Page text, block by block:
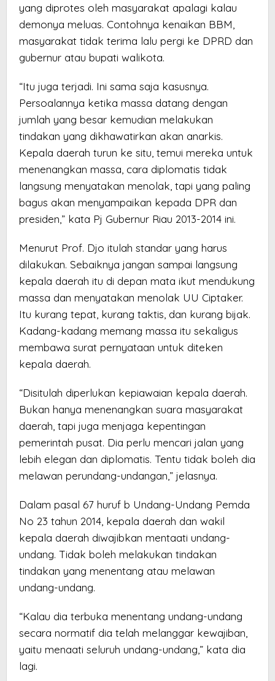
yang diprotes oleh masyarakat apalagi kalau
demonya meluas. Contohnya kenaikan BBM,
masyarakat tidak terima lalu pergi ke DPRD dan
gubernur atau bupati walikota.
“Itu juga terjadi. Ini sama saja kasusnya.
Persoalannya ketika massa datang dengan
jumlah yang besar kemudian melakukan
tindakan yang dikhawatirkan akan anarkis.
Kepala daerah turun ke situ, temui mereka untuk
menenangkan massa, cara diplomatis tidak
langsung menyatakan menolak, tapi yang paling
bagus akan menyampaikan kepada DPR dan
presiden,” kata Pj Gubernur Riau 2013-2014 ini.
Menurut Prof. Djo itulah standar yang harus
dilakukan. Sebaiknya jangan sampai langsung
kepala daerah itu di depan mata ikut mendukung
massa dan menyatakan menolak UU Ciptaker.
Itu kurang tepat, kurang taktis, dan kurang bijak.
Kadang-kadang memang massa itu sekaligus
membawa surat pernyataan untuk diteken
kepala daerah.
“Disitulah diperlukan kepiawaian kepala daerah.
Bukan hanya menenangkan suara masyarakat
daerah, tapi juga menjaga kepentingan
pemerintah pusat. Dia perlu mencari jalan yang
lebih elegan dan diplomatis. Tentu tidak boleh dia
melawan perundang-undangan,” jelasnya.
Dalam pasal 67 huruf b Undang-Undang Pemda
No 23 tahun 2014, kepala daerah dan wakil
kepala daerah diwajibkan mentaati undang-
undang. Tidak boleh melakukan tindakan
tindakan yang menentang atau melawan
undang-undang.
“Kalau dia terbuka menentang undang-undang
secara normatif dia telah melanggar kewajiban,
yaitu menaati seluruh undang-undang,” kata dia
lagi.